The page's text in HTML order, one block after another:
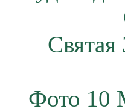
Фото 10